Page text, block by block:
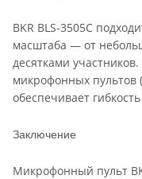
BKR BLS-3505C
масштаба — от
десятками
микрофонных пультов
обеспечивает
Заключение
Микрофонный пульт